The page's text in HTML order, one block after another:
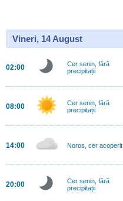
Vineri, 14 August
02:00
Cer senin, fără
precipitații
08:00
Cer senin, fără
precipitații
14:00 Noros, cer acoperit
20:00
Cer senin, fără
precipitații